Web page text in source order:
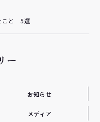
こと 5選
ー
お知らせ
メディア